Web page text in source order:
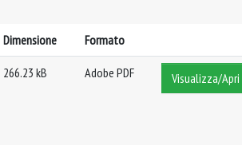
Dimensione Formato
266.23 kB Adobe PDF Visualizza/Apri